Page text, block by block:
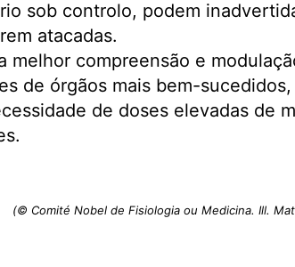
sob controlo, podem
atacadas.
melhor compreensão e
de órgãos mais bem-
de doses elevadas de
(© Comité Nobel de Fisiologia ou Medicina. Ill.